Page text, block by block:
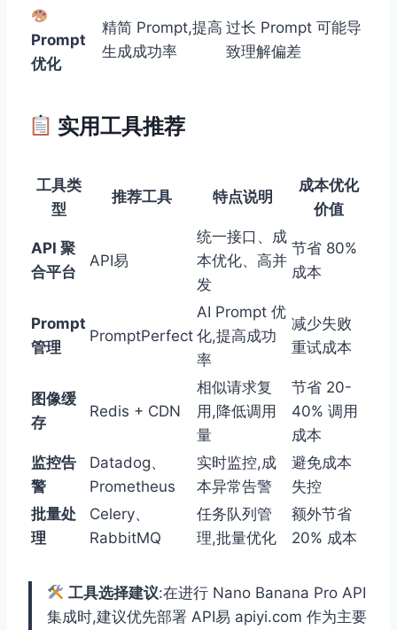
Prompt
优化
精简 Prompt,提高
生成成功率
过长 Prompt 可能导
致理解偏差
实用工具推荐
工具类
型
推荐工具 特点说明
成本优化
价值
API 聚
合平台
API易
统一接口、成
本优化、高并
发
节省 80%
成本
Prompt
管理
PromptPerfect
AI Prompt 优
化,提高成功
率
减少失败
重试成本
图像缓
存
Redis + CDN
相似请求复
用,降低调用
量
节省 20-
40% 调用
成本
监控告
警
Datadog、
Prometheus
实时监控,成
本异常告警
避免成本
失控
批量处
理
Celery、
RabbitMQ
任务队列管
理,批量优化
额外节省
20% 成本
工具选择建议:在进行 Nano Banana Pro API
集成时,建议优先部署 API易 apiyi.com 作为主要